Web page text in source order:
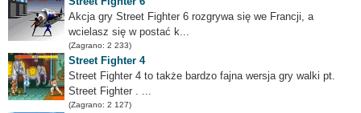
Akcja gry Street Fighter 6 rozgrywa się we Francji, a
wcielasz się w postać k...
(Zagrano: 2 233)
Street Fighter 4
Street Fighter 4 to także bardzo fajna wersja gry walki pt.
Street Fighter . ...
(Zagrano: 2 127)